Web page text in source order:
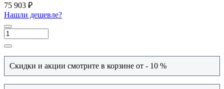
75 903 ₽
Нашли дешевле?
Скидки и акции смотрите в корзине от - 10 %